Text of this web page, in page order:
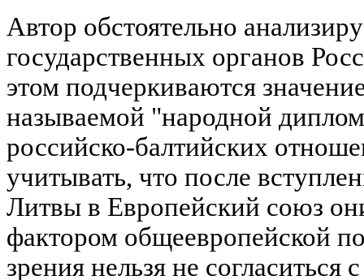
Автор обстоятельно
государственных органов
этом подчеркиваются
называемой "народной
российско-балтийских
учитывать, что после
Литвы в Европейский союз
фактором общеевропейской
зрения нельзя не согласиться